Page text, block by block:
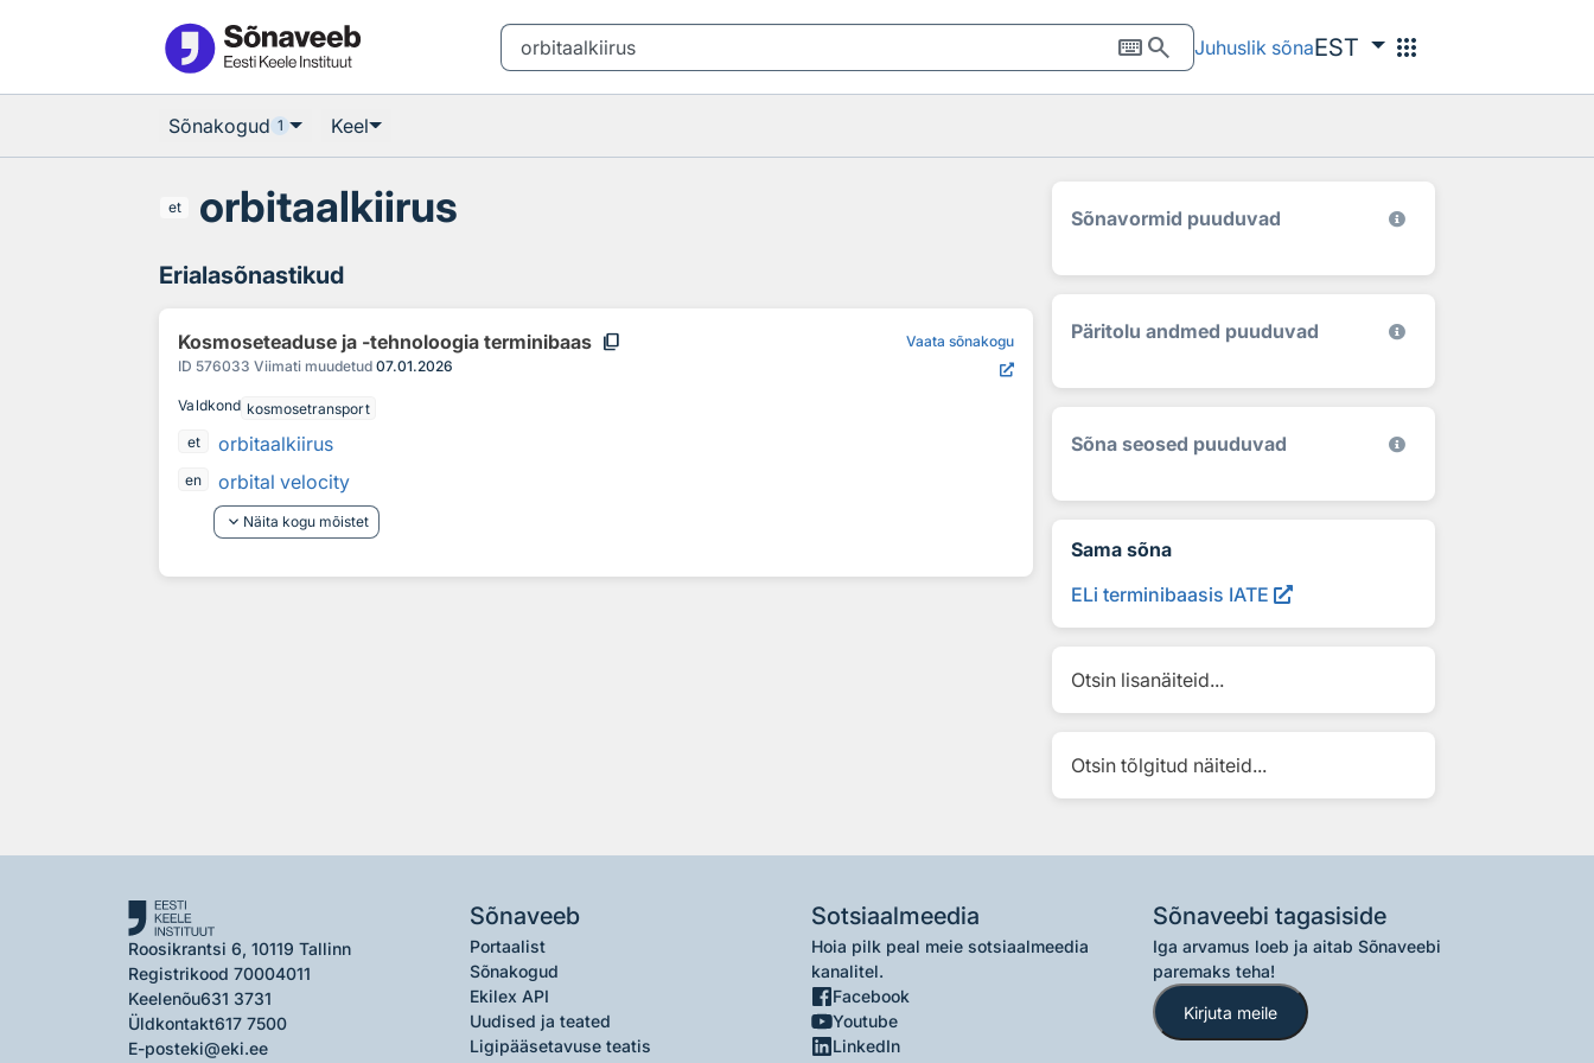
keyboardsearch Juhuslik sõnaEST apps
Sõnakogud 1 Keel
et orbitaalkiirus
Erialasõnastikud
Kosmoseteaduse ja -tehnoloogia terminibaas content_copy
ID 576033 Viimati muudetud 07.01.2026
Vaata sõnakogu
Valdkond kosmosetransport
et
orbitaalkiirus
en
orbital velocity
keyboard_arrow_down Näita kogu mõistet
Sõnavormid puuduvad
Päritolu andmed puuduvad
Sõna seosed puuduvad
Sama sõna
ELi terminibaasis IATE
Otsin lisanäiteid...
Otsin tõlgitud näiteid...
Roosikrantsi 6, 10119 Tallinn
Registrikood 70004011
Keelenõu631 3731
Üldkontakt617 7500
E-posteki@eki.ee
Sõnaveeb
Portaalist
Sõnakogud
Ekilex API
Uudised ja teated
Ligipääsetavuse teatis
Sotsiaalmeedia
Hoia pilk peal meie sotsiaalmeedia
kanalitel.
Facebook
Youtube
LinkedIn
Sõnaveebi tagasiside
Iga arvamus loeb ja aitab Sõnaveebi
paremaks teha!
Kirjuta meile